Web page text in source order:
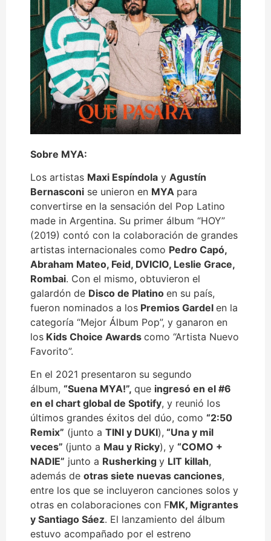
Sobre MYA:
Los artistas Maxi Espíndola y Agustín
Bernasconi se unieron en MYA para
convertirse en la sensación del Pop Latino
made in Argentina. Su primer álbum “HOY”
(2019) contó con la colaboración de grandes
artistas internacionales como Pedro Capó,
Abraham Mateo, Feid, DVICIO, Leslie Grace,
Rombai. Con el mismo, obtuvieron el
galardón de Disco de Platino en su país,
fueron nominados a los Premios Gardel en la
categoría “Mejor Álbum Pop”, y ganaron en
los Kids Choice Awards como “Artista Nuevo
Favorito”.
En el 2021 presentaron su segundo
álbum, “Suena MYA!”, que ingresó en el #6
en el chart global de Spotify, y reunió los
últimos grandes éxitos del dúo, como “2:50
Remix” (junto a TINI y DUKI), “Una y mil
veces” (junto a Mau y Ricky), y “COMO +
NADIE” junto a Rusherking y LIT killah,
además de otras siete nuevas canciones,
entre los que se incluyeron canciones solos y
otras en colaboraciones con FMK, Migrantes
y Santiago Sáez. El lanzamiento del álbum
estuvo acompañado por el estreno